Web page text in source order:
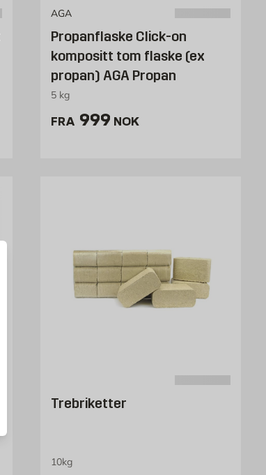
AGA
Propanflaske Click-on
kompositt tom flaske (ex
propan) AGA Propan
5 kg
FRA Pris 999 NOK /stk
999 NOK
Trebriketter
10kg